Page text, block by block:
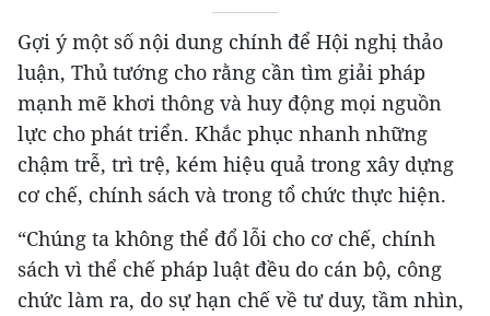
Gợi ý một số nội dung chính để Hội nghị thảo
luận, Thủ tướng cho rằng cần tìm giải pháp
mạnh mẽ khơi thông và huy động mọi nguồn
lực cho phát triển. Khắc phục nhanh những
chậm trễ, trì trệ, kém hiệu quả trong xây dựng
cơ chế, chính sách và trong tổ chức thực hiện.
“Chúng ta không thể đổ lỗi cho cơ chế, chính
sách vì thể chế pháp luật đều do cán bộ, công
chức làm ra, do sự hạn chế về tư duy, tầm nhìn,